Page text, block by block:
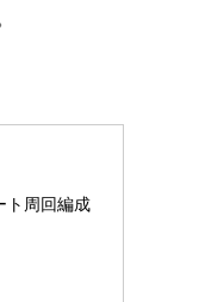
ト周回編成